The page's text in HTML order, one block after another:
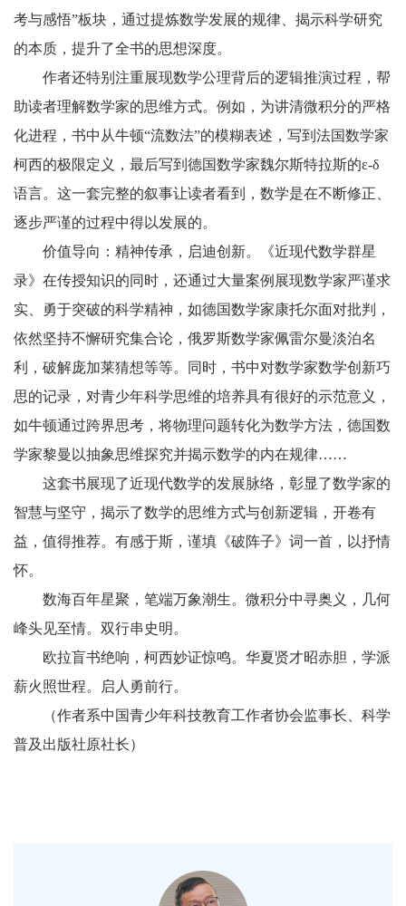
考与感悟”板块，通过提炼数学发展的规律、揭示科学研究
的本质，提升了全书的思想深度。
作者还特别注重展现数学公理背后的逻辑推演过程，帮
助读者理解数学家的思维方式。例如，为讲清微积分的严格
化进程，书中从牛顿“流数法”的模糊表述，写到法国数学家
柯西的极限定义，最后写到德国数学家魏尔斯特拉斯的ε-δ
语言。这一套完整的叙事让读者看到，数学是在不断修正、
逐步严谨的过程中得以发展的。
价值导向：精神传承，启迪创新。《近现代数学群星
录》在传授知识的同时，还通过大量案例展现数学家严谨求
实、勇于突破的科学精神，如德国数学家康托尔面对批判，
依然坚持不懈研究集合论，俄罗斯数学家佩雷尔曼淡泊名
利，破解庞加莱猜想等等。同时，书中对数学家数学创新巧
思的记录，对青少年科学思维的培养具有很好的示范意义，
如牛顿通过跨界思考，将物理问题转化为数学方法，德国数
学家黎曼以抽象思维探究并揭示数学的内在规律……
这套书展现了近现代数学的发展脉络，彰显了数学家的
智慧与坚守，揭示了数学的思维方式与创新逻辑，开卷有
益，值得推荐。有感于斯，谨填《破阵子》词一首，以抒情
怀。
数海百年星聚，笔端万象潮生。微积分中寻奥义，几何
峰头见至情。双行串史明。
欧拉盲书绝响，柯西妙证惊鸣。华夏贤才昭赤胆，学派
薪火照世程。启人勇前行。
（作者系中国青少年科技教育工作者协会监事长、科学
普及出版社原社长）